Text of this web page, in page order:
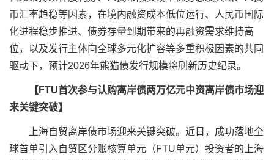
币汇率趋稳等因素，在境内融资成本低位运行、人民币国际
化进程稳步推进、债券存量到期带来的再融资需求维持高
位，以及发行主体向全球多元化扩容等多重积极因素的共同
驱动下，预计2026年熊猫债发行规模将刷新历史纪录。
【FTU首次参与认购离岸债两万亿元中资离岸债市场迎
来关键突破】
上海自贸离岸债市场迎来关键突破。近日， 成功落地全
球首单引入自贸区分账核算单元（FTU单元）投资者的 上海